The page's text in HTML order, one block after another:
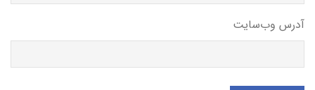
آدرس وب‌سایت